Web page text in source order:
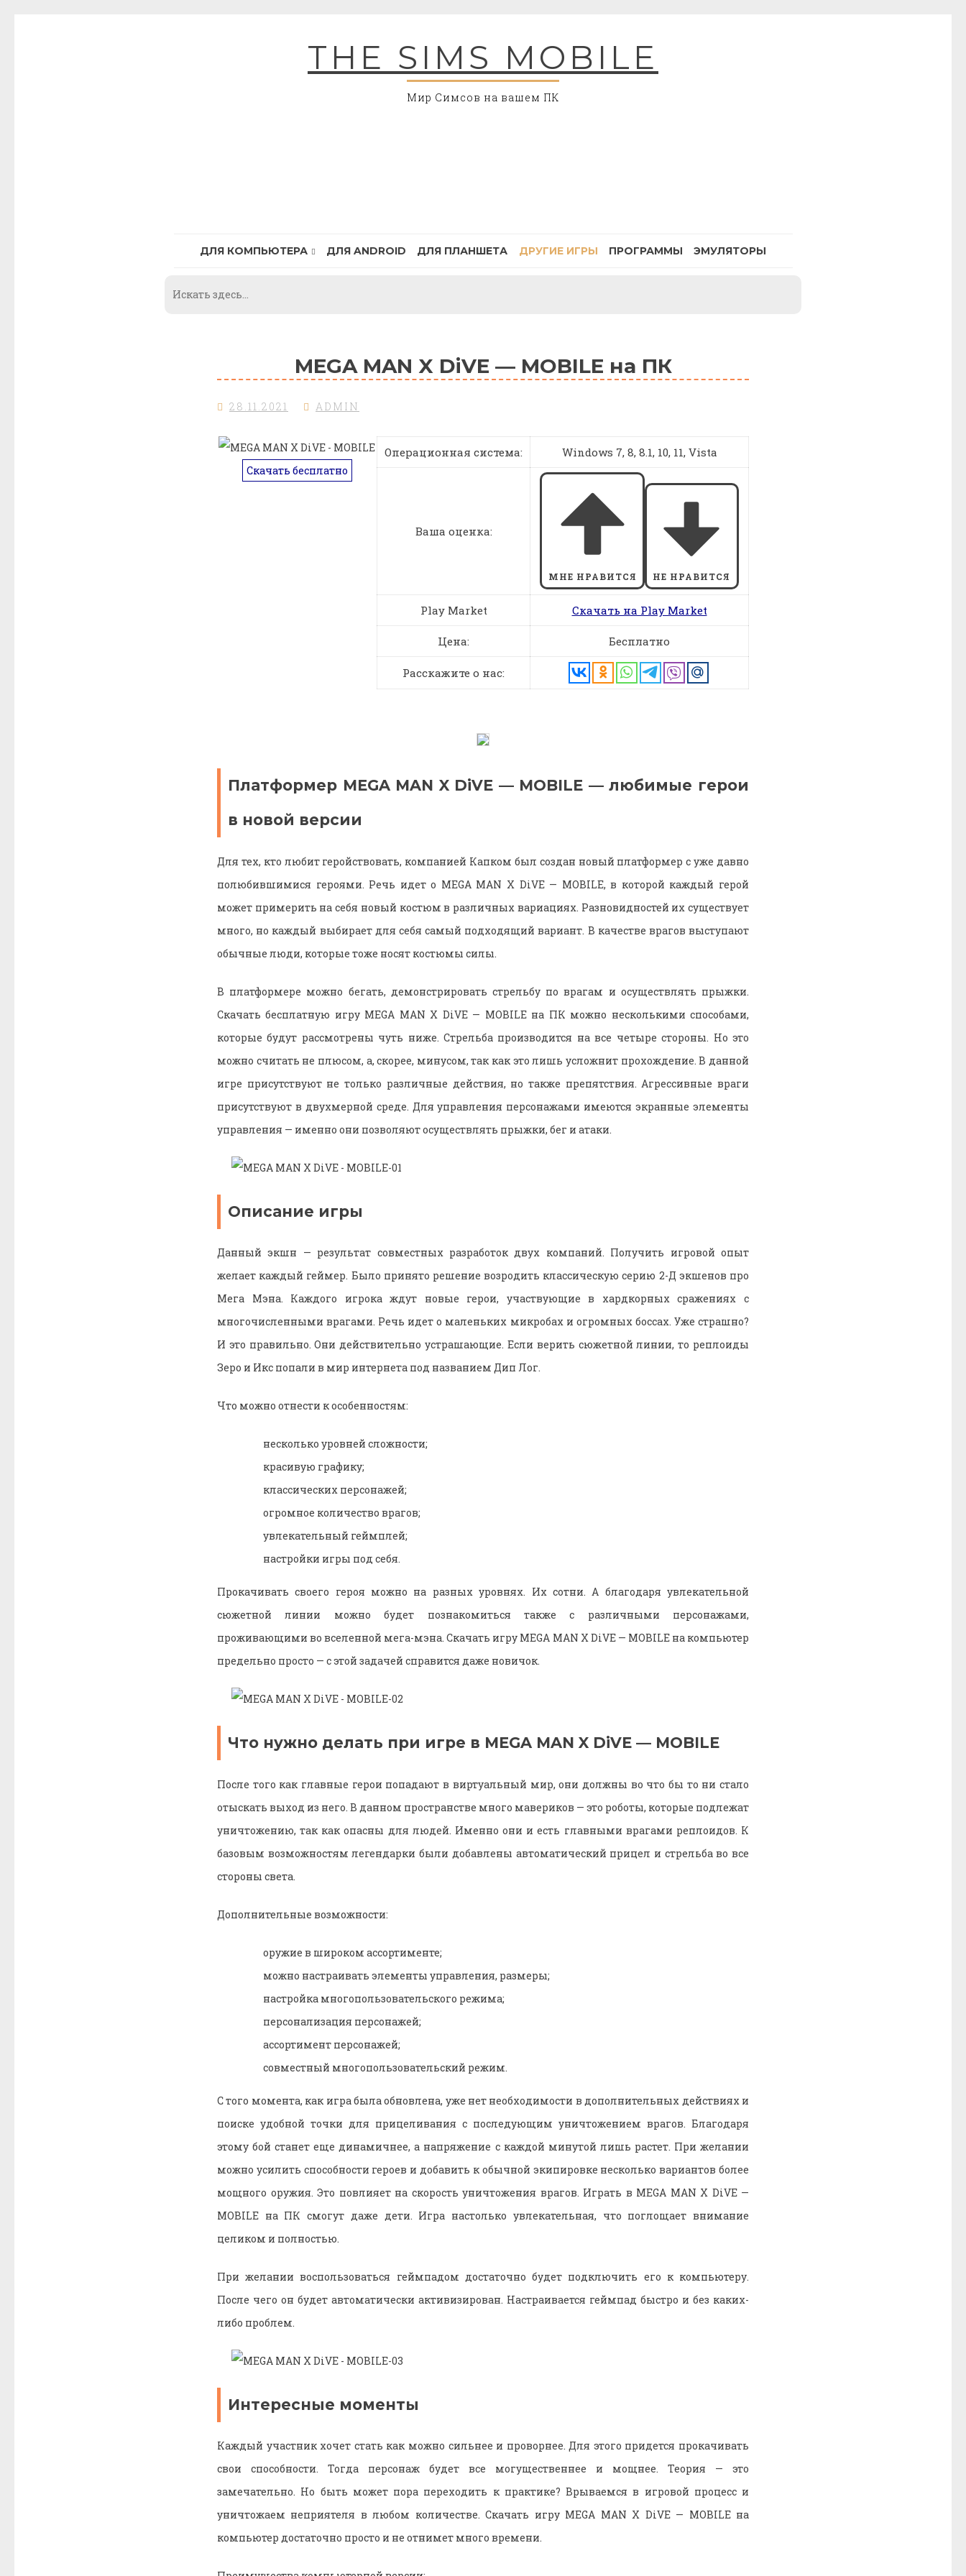
THE SIMS MOBILE
Мир Симсов на вашем ПК
ДЛЯ КОМПЬЮТЕРА ДЛЯ ANDROID ДЛЯ ПЛАНШЕТА ДРУГИЕ ИГРЫ ПРОГРАММЫ ЭМУЛЯТОРЫ
MEGA MAN X DiVE — MOBILE на ПК
28.11.2021 ADMIN
Скачать бесплатно
Операционная система: Windows 7, 8, 8.1, 10, 11, Vista
Ваша оценка:
МНЕ НРАВИТСЯ НЕ НРАВИТСЯ
Play Market Скачать на Play Market
Цена: Бесплатно
Расскажите о нас:
Платформер MEGA MAN X DiVE — MOBILE — любимые герои
в новой версии
Для тех, кто любит геройствовать, компанией Капком был создан новый платформер с уже давно
полюбившимися героями. Речь идет о MEGA MAN X DiVE — MOBILE, в которой каждый герой
может примерить на себя новый костюм в различных вариациях. Разновидностей их существует
много, но каждый выбирает для себя самый подходящий вариант. В качестве врагов выступают
обычные люди, которые тоже носят костюмы силы.
В платформере можно бегать, демонстрировать стрельбу по врагам и осуществлять прыжки.
Скачать бесплатную игру MEGA MAN X DiVE — MOBILE на ПК можно несколькими способами,
которые будут рассмотрены чуть ниже. Стрельба производится на все четыре стороны. Но это
можно считать не плюсом, а, скорее, минусом, так как это лишь усложнит прохождение. В данной
игре присутствуют не только различные действия, но также препятствия. Агрессивные враги
присутствуют в двухмерной среде. Для управления персонажами имеются экранные элементы
управления — именно они позволяют осуществлять прыжки, бег и атаки.
Описание игры
Данный экшн — результат совместных разработок двух компаний. Получить игровой опыт
желает каждый геймер. Было принято решение возродить классическую серию 2-Д экшенов про
Мега Мэна. Каждого игрока ждут новые герои, участвующие в хардкорных сражениях с
многочисленными врагами. Речь идет о маленьких микробах и огромных боссах. Уже страшно?
И это правильно. Они действительно устрашающие. Если верить сюжетной линии, то реплоиды
Зеро и Икс попали в мир интернета под названием Дип Лог.
Что можно отнести к особенностям:
несколько уровней сложности;
красивую графику;
классических персонажей;
огромное количество врагов;
увлекательный геймплей;
настройки игры под себя.
Прокачивать своего героя можно на разных уровнях. Их сотни. А благодаря увлекательной
сюжетной линии можно будет познакомиться также с различными персонажами,
проживающими во вселенной мега-мэна. Скачать игру MEGA MAN X DiVE — MOBILE на компьютер
предельно просто — с этой задачей справится даже новичок.
Что нужно делать при игре в MEGA MAN X DiVE — MOBILE
После того как главные герои попадают в виртуальный мир, они должны во что бы то ни стало
отыскать выход из него. В данном пространстве много мавериков — это роботы, которые подлежат
уничтожению, так как опасны для людей. Именно они и есть главными врагами реплоидов. К
базовым возможностям легендарки были добавлены автоматический прицел и стрельба во все
стороны света.
Дополнительные возможности:
оружие в широком ассортименте;
можно настраивать элементы управления, размеры;
настройка многопользовательского режима;
персонализация персонажей;
ассортимент персонажей;
совместный многопользовательский режим.
С того момента, как игра была обновлена, уже нет необходимости в дополнительных действиях и
поиске удобной точки для прицеливания с последующим уничтожением врагов. Благодаря
этому бой станет еще динамичнее, а напряжение с каждой минутой лишь растет. При желании
можно усилить способности героев и добавить к обычной экипировке несколько вариантов более
мощного оружия. Это повлияет на скорость уничтожения врагов. Играть в MEGA MAN X DiVE —
MOBILE на ПК смогут даже дети. Игра настолько увлекательная, что поглощает внимание
целиком и полностью.
При желании воспользоваться геймпадом достаточно будет подключить его к компьютеру.
После чего он будет автоматически активизирован. Настраивается геймпад быстро и без каких-
либо проблем.
Интересные моменты
Каждый участник хочет стать как можно сильнее и проворнее. Для этого придется прокачивать
свои способности. Тогда персонаж будет все могущественнее и мощнее. Теория — это
замечательно. Но быть может пора переходить к практике? Врываемся в игровой процесс и
уничтожаем неприятеля в любом количестве. Скачать игру MEGA MAN X DiVE — MOBILE на
компьютер достаточно просто и не отнимет много времени.